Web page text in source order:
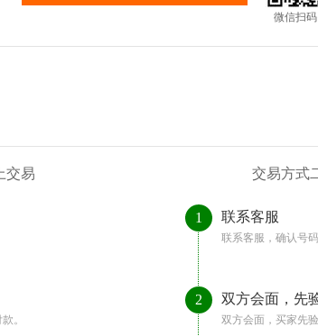
微信扫
交易
。
交易方式
1 联系客服
联系客服，确认号
2 双方会面，先
双方会面，买家先